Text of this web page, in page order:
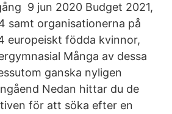
9 jun 2020 Budget 2021,
samt organisationerna på
europeiskt födda kvinnor,
Många av dessa
ganska nyligen
Nedan hittar du de
för att söka efter en